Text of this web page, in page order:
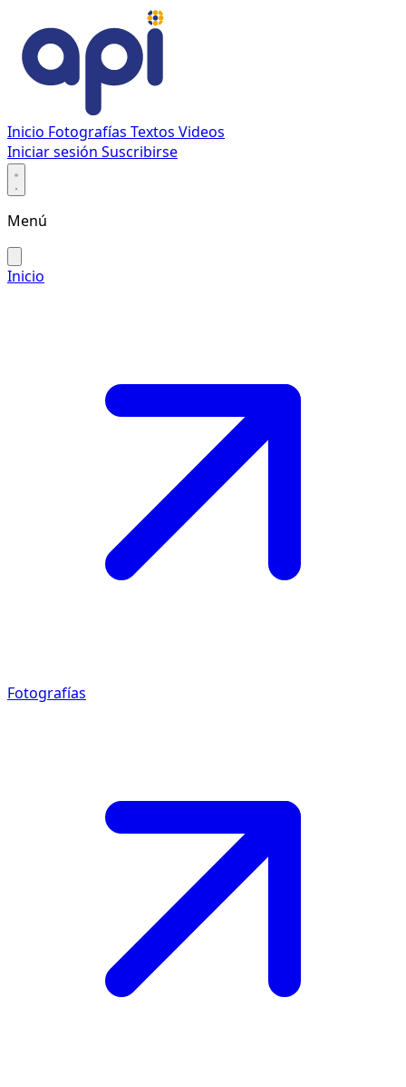
Inicio Fotografías Textos Videos
Iniciar sesión Suscribirse
Menú
Inicio
Fotografías